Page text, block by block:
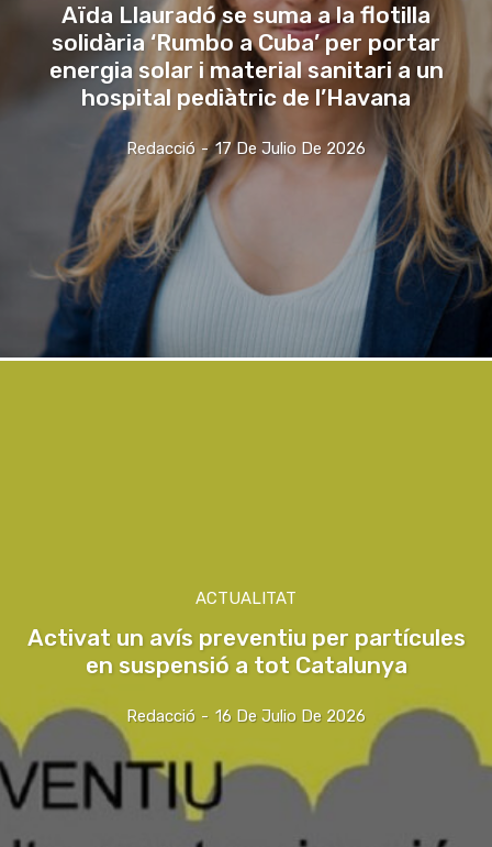
Aïda Llauradó se suma a la flotilla
solidària ‘Rumbo a Cuba’ per portar
energia solar i material sanitari a un
hospital pediàtric de l’Havana
Redacció - 17 De Julio De 2026
ACTUALITAT
Activat un avís preventiu per partícules
en suspensió a tot Catalunya
Redacció - 16 De Julio De 2026